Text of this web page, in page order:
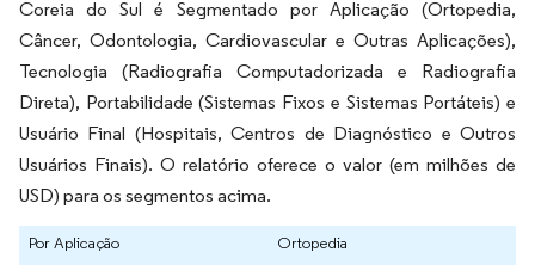
Coreia do Sul é Segmentado por Aplicação (Ortopedia,
Câncer, Odontologia, Cardiovascular e Outras Aplicações),
Tecnologia (Radiografia Computadorizada e Radiografia
Direta), Portabilidade (Sistemas Fixos e Sistemas Portáteis) e
Usuário Final (Hospitais, Centros de Diagnóstico e Outros
Usuários Finais). O relatório oferece o valor (em milhões de
USD) para os segmentos acima.
Por Aplicação
Ortopedia